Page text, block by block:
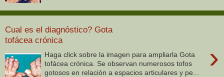
Cual es el diagnóstico? Gota
tofácea crónica
›
Haga click sobre la imagen para ampliarla Gota
tofácea crónica. Se observan numerosos tofos
gotosos en relación a espacios articulares y pe...